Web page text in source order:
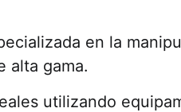
en la
alta gama.
utilizando